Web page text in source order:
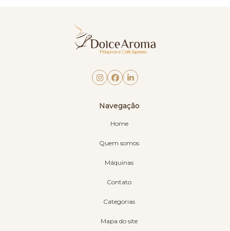
Navegação
Home
Quem somos
Máquinas
Contato
Categorias
Mapa do site